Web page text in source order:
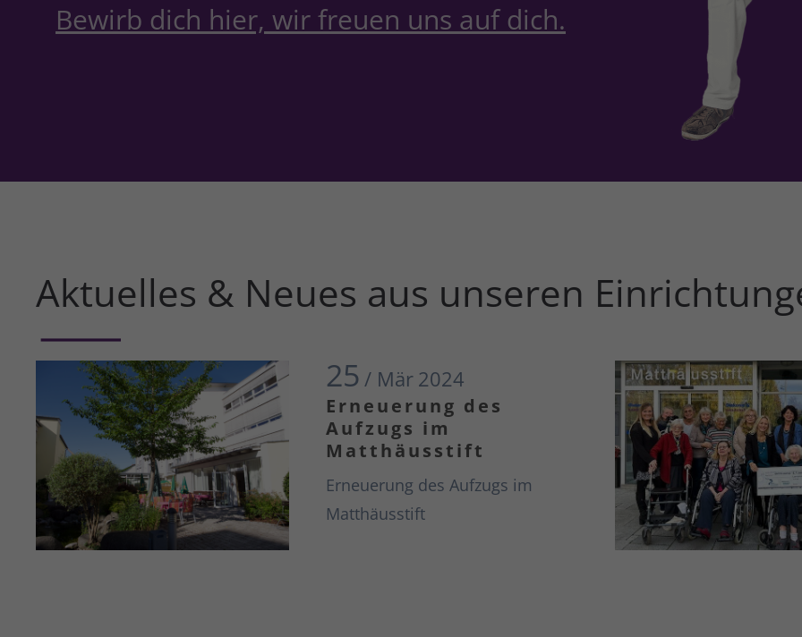
Bewirb dich hier, wir freuen uns auf dich.
Aktuelles & Neues aus unseren
25 / Mär 2024
Erneuerung des
Aufzugs im
Matthäusstift
Erneuerung des Aufzugs im
Matthäusstift